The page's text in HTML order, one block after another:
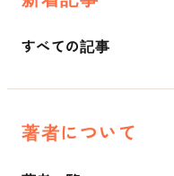
すべての記事
著者について